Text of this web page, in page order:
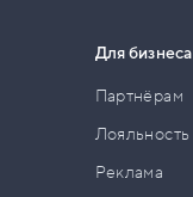
Для бизнеса
Партнёрам
Лояльность
Реклама